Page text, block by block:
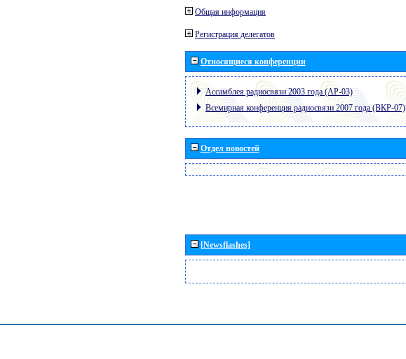
Общая информация
Регистрация делегатов
Относящиеся конференции
Ассамблея радиосвязи 2003 года (АР-03)
Всемирная конференция радиосвязи 2007 года (ВКР-07)
Отдел новостей
[Newsflashes]